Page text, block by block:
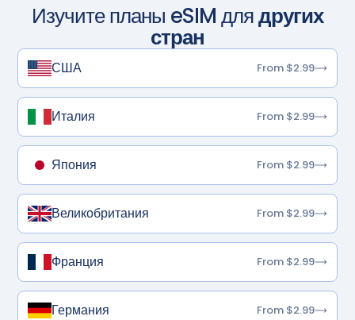
Изучите планы eSIM длядругих
стран
США From $2.99
Италия From $2.99
Япония From $2.99
Великобритания From $2.99
Франция From $2.99
Германия From $2.99